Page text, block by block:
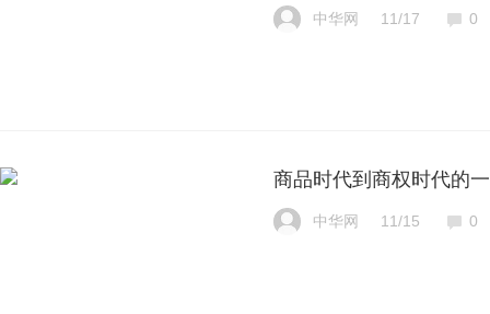
中华网 11/17 0
商品时代到商权时代的
中华网 11/15 0